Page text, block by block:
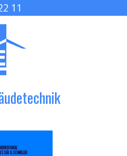
11
ENGEL
& SCHNELLER